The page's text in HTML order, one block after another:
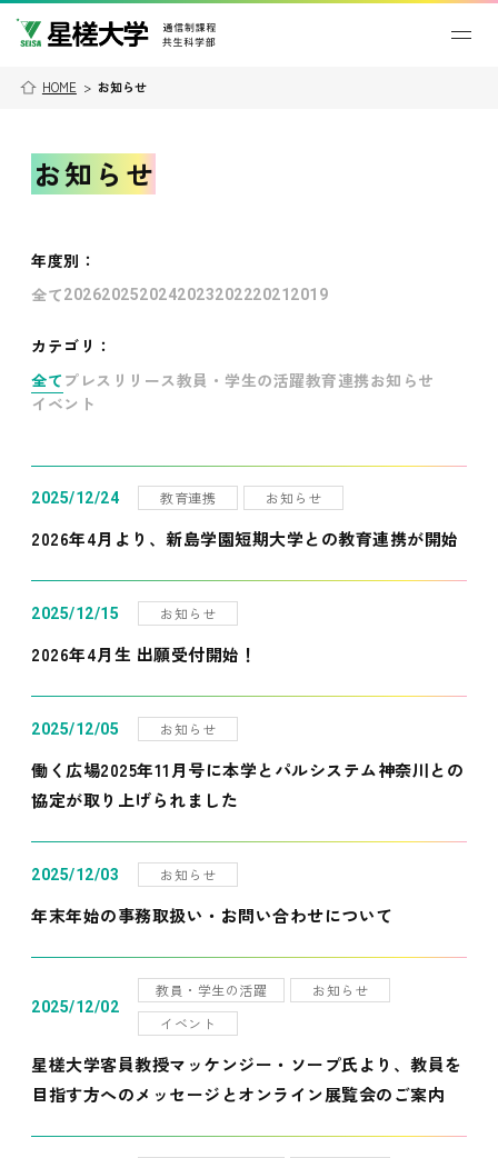
HOME > お知らせ
お知らせ
年度別 ：
全て202620252024202320222021 2019
カテゴリ：
全て プレスリリース教員・学生の活躍教育連携お知らせ
イベント
2025/12/24 教育連携 お知らせ
2026年4月より、新島学園短期大学との教育連携が開始
2025/12/15 お知らせ
2026年4月生 出願受付開始！
2025/12/05 お知らせ
働く広場2025年11月号に本学とパルシステム神奈川との
協定が取り上げられました
2025/12/03 お知らせ
年末年始の事務取扱い・お問い合わせについて
2025/12/02
教員・学生の活躍
お知らせ
イベント
星槎大学客員教授マッケンジー・ソープ氏より、教員を
目指す方へのメッセージとオンライン展覧会のご案内